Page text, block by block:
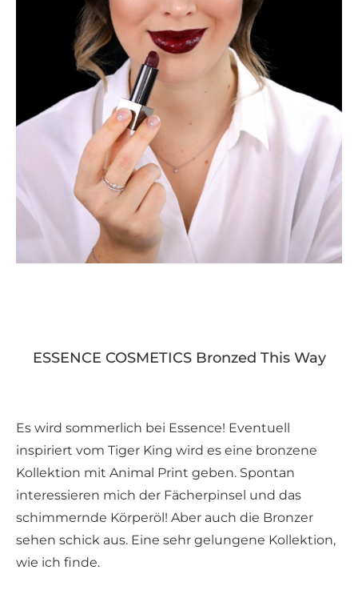
ESSENCE COSMETICS Bronzed This Way
Es wird sommerlich bei Essence! Eventuell
inspiriert vom Tiger King wird es eine bronzene
Kollektion mit Animal Print geben. Spontan
interessieren mich der Fächerpinsel und das
schimmernde Körperöl! Aber auch die Bronzer
sehen schick aus. Eine sehr gelungene Kollektion,
wie ich finde.